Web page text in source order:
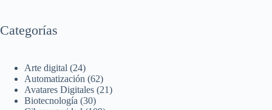
Categorías
Arte digital (24)
Automatización (62)
Avatares Digitales (21)
Biotecnología (30)